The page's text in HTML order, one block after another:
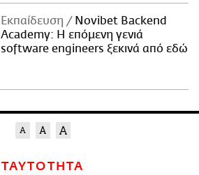
Εκπαίδευση
Novibet Backend
Academy: Η επόμενη γενιά
software engineers ξεκινά από εδώ
ΤΑΥΤΟΤΗΤΑ